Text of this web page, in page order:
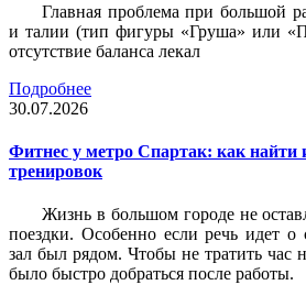
Главная проблема при большой
и талии (тип фигуры «Груша» или
отсутствие баланса лекал
Подробнее
30.07.2026
Фитнес у метро Спартак: как найти
тренировок
Жизнь в большом городе не
поездки. Особенно если речь идет о
зал был рядом. Чтобы не тратить час
было быстро добраться после работы.